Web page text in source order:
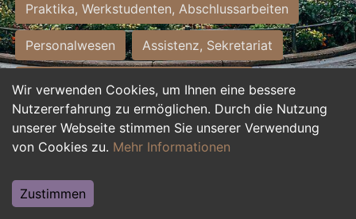
Wir verwenden Cookies, um Ihnen eine bessere
Nutzererfahrung zu ermöglichen. Durch die Nutzung
unserer Webseite stimmen Sie unserer Verwendung
von Cookies zu. Mehr Informationen
Zustimmen
Praktika, Werkstudenten, Abschlussarbeiten
Personalwesen Assistenz, Sekretariat
Hilfskräfte, Aushilfs- und Nebenjobs
Einkauf, Logistik, Materialwirtschaft
Weiterbildung, Studium, duale Ausbildung
Tourismus